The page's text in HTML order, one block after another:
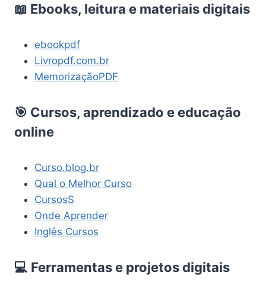
📖 Ebooks, leitura e materiais digitais
ebookpdf
Livropdf.com.br
MemorizaçãoPDF
🎯 Cursos, aprendizado e educação
online
Curso.blog.br
Qual o Melhor Curso
CursosS
Onde Aprender
Inglês Cursos
💻 Ferramentas e projetos digitais